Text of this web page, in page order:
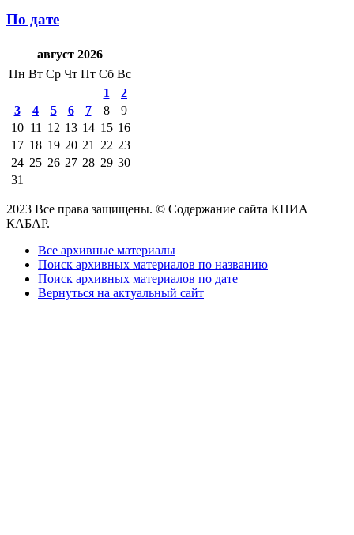
По дате
август 2026
Пн Вт Ср Чт Пт Сб Вс
1
2
3
4 5 6 7 8
9
10 11 12 13 14 15 16
17 18 19 20 21 22 23
24 25 26 27 28 29 30
31
2023 Все права защищены. © Содержание сайта КНИА
КАБАР.
Все архивные материалы
Поиск архивных материалов по названию
Поиск архивных материалов по дате
Вернуться на актуальный сайт